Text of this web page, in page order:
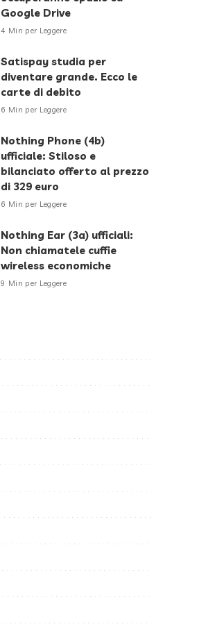
Google Drive
4 Min per Leggere
Satispay studia per
diventare grande. Ecco le
carte di debito
6 Min per Leggere
Nothing Phone (4b)
ufficiale: Stiloso e
bilanciato offerto al prezzo
di 329 euro
6 Min per Leggere
Nothing Ear (3a) ufficiali:
Non chiamatele cuffie
wireless economiche
9 Min per Leggere